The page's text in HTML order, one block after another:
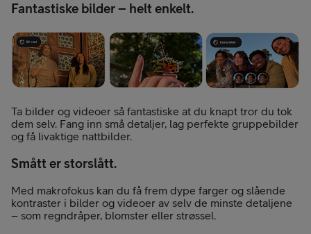
Fantastiske bilder – helt enkelt.
Ta bilder og videoer så fantastiske at du knapt tror du tok
dem selv. Fang inn små detaljer, lag perfekte gruppebilder
og få livaktige nattbilder.
Smått er storslått.
Med makrofokus kan du få frem dype farger og slående
kontraster i bilder og videoer av selv de minste detaljene
– som regndråper, blomster eller strøssel.